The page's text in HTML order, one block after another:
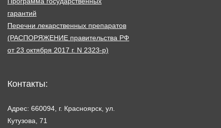
гарантий
Перечни лекарственных препаратов
(РАСПОРЯЖЕНИЕ правительства РФ
от 23 октября 2017 г. N 2323-р)
Контакты:
Адрес: 660094, г. Красноярск, ул.
Кутузова, 71